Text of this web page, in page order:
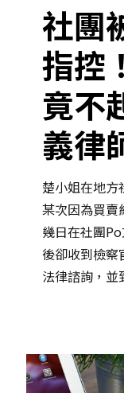
社團
指控
竟不
義律
楚小姐在地方
某次因為買賣
幾日在社團
後卻收到檢察
法律諮詢，並